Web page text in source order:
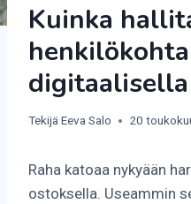
Kuinka
Tekijä Eeva Salo 20
Raha katoaa nykyään
ostoksella. Useammin